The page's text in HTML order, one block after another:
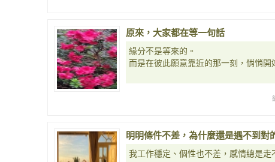
原來，大家都在等一句話
緣分不是等來的。
而是在彼此願意靠近的那一刻，悄悄開
明明條件不差，為什麼還是遇不到對
我工作穩定、個性也不差，感情總是走